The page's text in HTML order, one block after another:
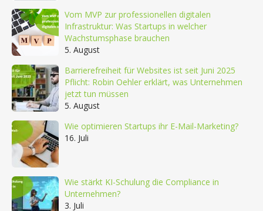
Vom MVP zur professionellen digitalen
Infrastruktur: Was Startups in welcher
Wachstumsphase brauchen
5. August
Barrierefreiheit für Websites ist seit Juni 2025
Pflicht: Robin Oehler erklärt, was Unternehmen
jetzt tun müssen
5. August
Wie optimieren Startups ihr E-Mail-Marketing?
16. Juli
Wie stärkt KI-Schulung die Compliance in
Unternehmen?
3. Juli